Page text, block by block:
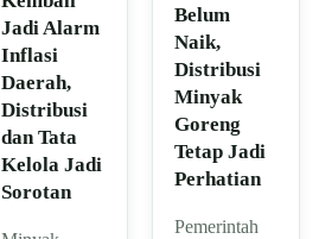
Jadi Alarm
Inflasi
Daerah,
Distribusi
dan Tata
Kelola Jadi
Sorotan
Belum
Naik,
Distribusi
Minyak
Goreng
Tetap Jadi
Perhatian
Pemerintah